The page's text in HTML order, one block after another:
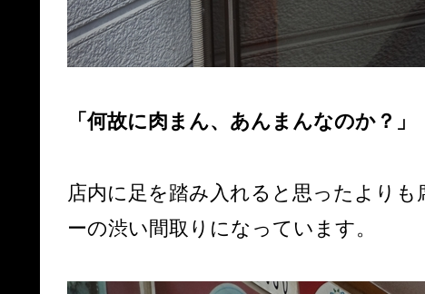
「何故に肉まん、あんまんなのか？」
店内に足を踏み入れると思ったより
ーの渋い間取りになっています。